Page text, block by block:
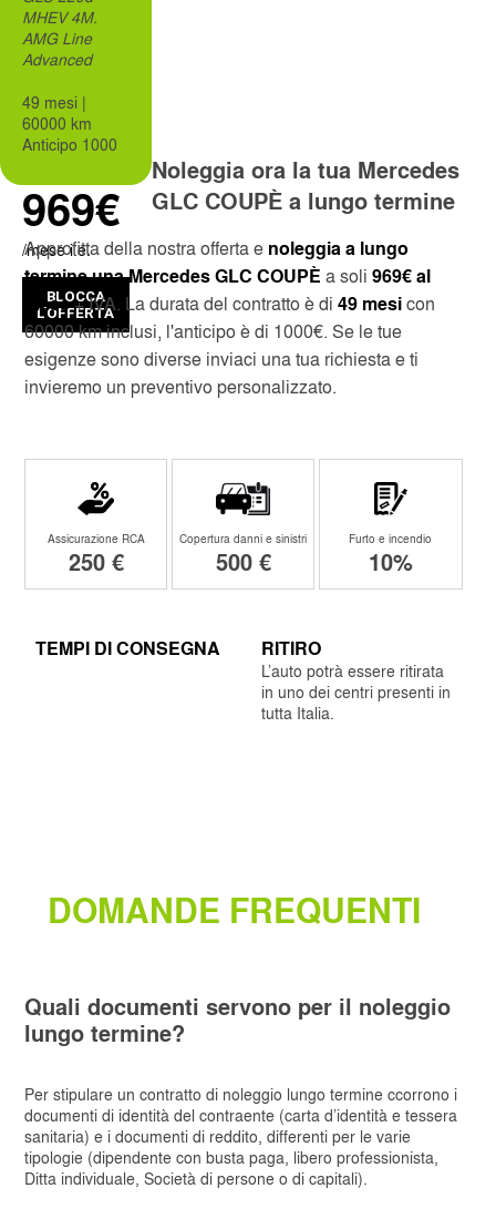
CUSTOMER SERVICE
SERVICES INCLUDED
SKIP THE LINE
CAGLIARI
CATANIA
NAPLES INTERNATIONAL AIRPORT
OBIA COSTA SMERALDA
MHEV 4M.
AMG Line
Advanced
49 mesi |
60000 km
Anticipo 1000
969€
/mese i.e.
BLOCCA
L'OFFERTA
Noleggia ora la tua Mercedes
GLC COUPÈ a lungo termine
Approfitta della nostra offerta e noleggia a lungo
termine una Mercedes GLC COUPÈa soli969€ al
mese+ IVA. La durata del contratto è di49 mesicon
60000 km inclusi, l'anticipo è di 1000€. Se le tue
esigenze sono diverse inviaci una tua richiesta e ti
invieremo un preventivo personalizzato.
Assicurazione RCA
250 €
Copertura danni e sinistri
500 €
Furto e incendio
10%
TEMPI DI CONSEGNA RITIRO
L’auto potrà essere ritirata
in uno dei centri presenti in
tutta Italia.
DOMANDE FREQUENTI
Quali documenti servono per il noleggio
lungo termine?
Per stipulare un contratto di noleggio lungo termine ccorrono i
documenti di identità del contraente (carta d’identità e tessera
sanitaria) e i documenti di reddito, differenti per le varie
tipologie (dipendente con busta paga, libero professionista,
Ditta individuale, Società di persone o di capitali).